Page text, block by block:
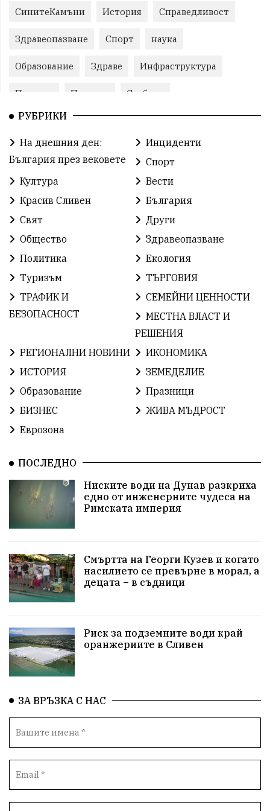
СинитеКамъни История Справедливост
Здравеопазване Спорт наука
Образование Здраве Инфраструктура
Пеевски Протест Свобода
ИвелинМихайлов
Празник ГражданскоОбщество
РадостинВасилев ЛекаАтлетика
ХристоИлиев БългарскоЗемеделие
БългарскиСпорт
ОбщественИнтерес земеделие
ИсторияНаБългария Иновации САЩ
БългарскаГордост Археология Твърдица
Легенда Право
ОтровнатаЯбълка ЦветомирПетков
България2025
ИкономикаНаСъпротивата УрсулаФонДерЛайен
ПетърПетров
Технологии НародноСъбрание
ПравоваДържава Варна Родителство
ПътнаБезопасност Магнитски Санкции
ОколнаСреда
Общност ИсторическиПарк ВоенноВреме
Космос ВоднаКриза Вода Мир
Безопастност
БъдещевБългария ДостойнаБългария
РУБРИКИ
На днешния ден:
България през вековете
Инциденти
Спорт
Култура
Вести
Красив Сливен
България
Свят
Други
Общество
Здравеопазване
Политика
Екология
Туризъм
ТЪРГОВИЯ
ТРАФИК И
БЕЗОПАСНОСТ
СЕМЕЙНИ ЦЕННОСТИ
МЕСТНА ВЛАСТ И
РЕШЕНИЯ
РЕГИОНАЛНИ НОВИНИ
ИКОНОМИКА
ИСТОРИЯ
ЗЕМЕДЕЛИЕ
Образование
Празници
БИЗНЕС
ЖИВА МЪДРОСТ
Еврозона
ПОСЛЕДНО
Ниските води на Дунав разкриха
едно от инженерните чудеса на
Римската империя
Смъртта на Георги Кузев и когато
насилието се превърне в морал, а
децата – в съдници
Риск за подземните води край
оранжериите в Сливен
ЗА ВРЪЗКА С НАС